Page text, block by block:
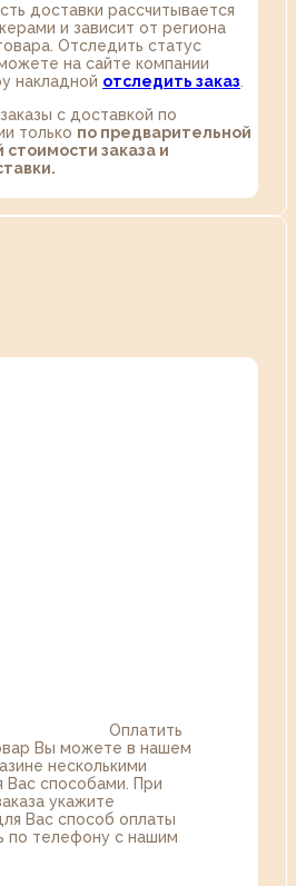
доставки рассчитывается
и зависит от региона
Отследить статус
на сайте компании
накладной отследить заказ
с доставкой по
только по предварительной
заказа и
Оплатить
Вы можете в нашем
несколькими
способами. При
укажите
Вас способ оплаты
по телефону с нашим